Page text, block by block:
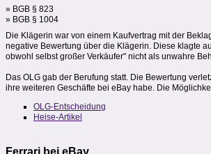
» BGB § 823
» BGB § 1004
Die Klägerin war von einem Kaufvertrag mit der
negative Bewertung über die Klägerin. Diese klagte
obwohl selbst großer Verkäufer" nicht als unwahre
Das OLG gab der Berufung statt. Die Bewertung
ihre weiteren Geschäfte bei eBay habe. Die
OLG-Entscheidung
Heise-Artikel
Ferrari bei eBay